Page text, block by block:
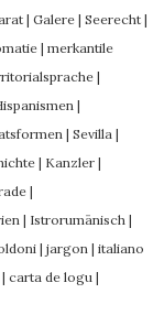
| Galere | Seerecht |
| merkantile
|
|
| Sevilla |
| Kanzler |
|
| Istrorumänisch |
| jargon | italiano
| carta de logu |